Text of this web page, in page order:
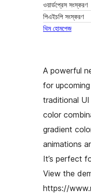
ওয়ার্ডপ্রেস সংস্করণ
পিএইচপি সংস্করণ
থিম হোমপেজ
A powerful
for
traditional
color
gradient
animations
It’s perfect
View the
https://